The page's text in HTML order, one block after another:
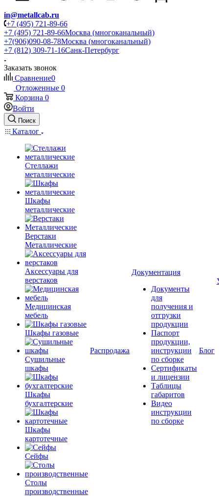
in@metallcab.ru
+7 (495) 721-89-66
+7 (495) 721-89-66Москва (многоканальный)
+7(906)090-08-78Москва (многоканальный)
+7 (812) 309-71-16Санк-Петербург
Заказать звонок
Сравнение0
Отложенные 0
Корзина 0
Войти
Поиск
Каталог
Стеллажи
металлические
Шкафы
металлические
Верстаки
Металлические
Аксессуары для
верстаков
Медицинская
мебель
Шкафы газовые
Сушильные
шкафы
Шкафы
бухгалтерские
Шкафы
картотечные
Сейфы
Столы
производственные
Распродажа
Документация
Документы
для
получения и
отгрузки
продукции
Паспорт
продукции,
инструкции
по сборке
Сертификаты
и лицензии
Таблицы
габаритов
Видео
инструкции
по сборке
Блог